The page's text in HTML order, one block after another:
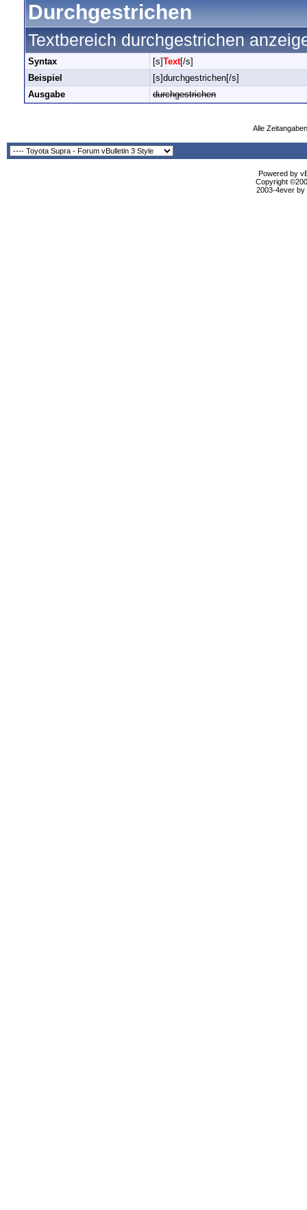
Durchgestrichen
Textbereich durchgestrichen
Syntax [s]Text[/s]
Beispiel
[s]durchgestrichen[/s]
Ausgabe
durchgestrichen
Alle
Powered by
Copyright
2003-4ever by